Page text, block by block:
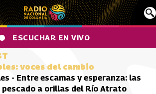
ESCUCHAR EN VIVO
voces del cambio
- Entre escamas y esperanza: las
a orillas del Río Atrato